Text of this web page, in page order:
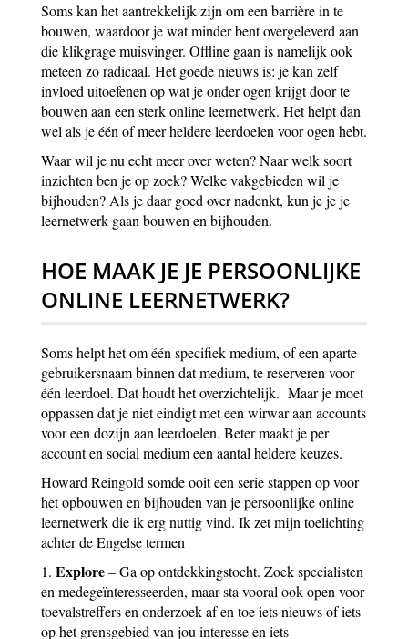
Soms kan het aantrekkelijk zijn om een barrière in te
bouwen, waardoor je wat minder bent overgeleverd aan
die klikgrage muisvinger. Offline gaan is namelijk ook
meteen zo radicaal. Het goede nieuws is: je kan zelf
invloed uitoefenen op wat je onder ogen krijgt door te
bouwen aan een sterk online leernetwerk. Het helpt dan
wel als je één of meer heldere leerdoelen voor ogen hebt.
Waar wil je nu echt meer over weten? Naar welk soort
inzichten ben je op zoek? Welke vakgebieden wil je
bijhouden? Als je daar goed over nadenkt, kun je je je
leernetwerk gaan bouwen en bijhouden.
HOE MAAK JE JE PERSOONLIJKE
ONLINE LEERNETWERK?
Soms helpt het om één specifiek medium, of een aparte
gebruikersnaam binnen dat medium, te reserveren voor
één leerdoel. Dat houdt het overzichtelijk. Maar je moet
oppassen dat je niet eindigt met een wirwar aan accounts
voor een dozijn aan leerdoelen. Beter maakt je per
account en social medium een aantal heldere keuzes.
Howard Reingold somde ooit een serie stappen op voor
het opbouwen en bijhouden van je persoonlijke online
leernetwerk die ik erg nuttig vind. Ik zet mijn toelichting
achter de Engelse termen
1. Explore– Ga op ontdekkingstocht. Zoek specialisten
en medegeïnteresseerden, maar sta vooral ook open voor
toevalstreffers en onderzoek af en toe iets nieuws of iets
op het grensgebied van jou interesse en iets